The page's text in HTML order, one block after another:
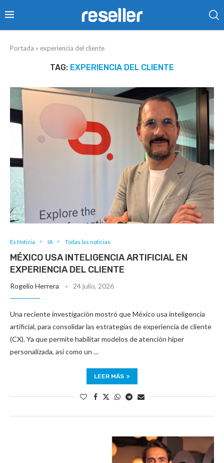
Portada » experiencia del cliente
TAG: EXPERIENCIA DEL CLIENTE
Es Noticia IA Todas las noticias
MÉXICO USA INTELIGENCIA ARTIFICIAL EN
EXPERIENCIA DEL CLIENTE
Rogelio Herrera 24 julio, 2026
Una reciente investigación mostró que México usa inteligencia
artificial, para consolidar las estrategias de experiencia de cliente
(CX). Ya que permite habilitar modelos de atención hiper
personalizada, así como un …
LEER MÁS